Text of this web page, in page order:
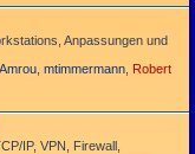
Anpassungen und
Amrou mtimmermann Robert
IP, VPN, Firewall,